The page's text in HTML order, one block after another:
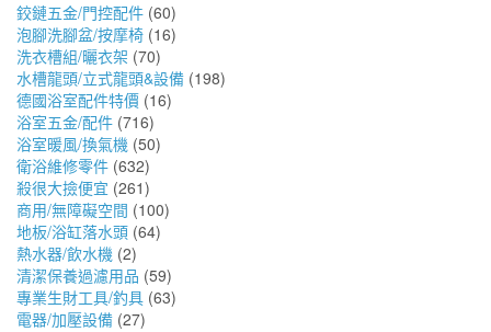
鉸鏈五金/門控配件 (60)
泡腳洗腳盆/按摩椅 (16)
洗衣槽組/曬衣架 (70)
水槽龍頭/立式龍頭&設備 (198)
德國浴室配件特價 (16)
浴室五金/配件 (716)
浴室暖風/換氣機 (50)
衛浴維修零件 (632)
殺很大撿便宜 (261)
商用/無障礙空間 (100)
地板/浴缸落水頭 (64)
熱水器/飲水機 (2)
清潔保養過濾用品 (59)
專業生財工具/釣具 (63)
電器/加壓設備 (27)